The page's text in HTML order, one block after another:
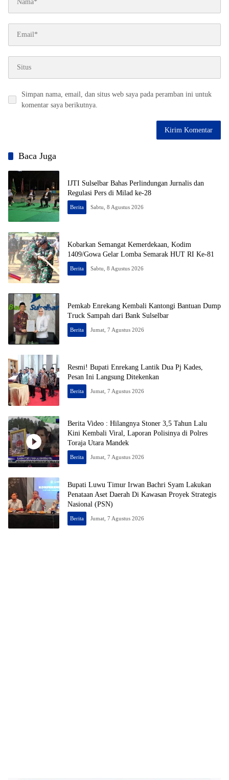
Simpan nama, email, dan situs web saya pada peramban ini untuk
komentar saya berikutnya.
Baca Juga
IJTI Sulselbar Bahas Perlindungan Jurnalis dan
Regulasi Pers di Milad ke-28
Berita Sabtu, 8 Agustus 2026
Kobarkan Semangat Kemerdekaan, Kodim
1409/Gowa Gelar Lomba Semarak HUT RI Ke-81
Berita Sabtu, 8 Agustus 2026
Pemkab Enrekang Kembali Kantongi Bantuan Dump
Truck Sampah dari Bank Sulselbar
Berita Jumat, 7 Agustus 2026
Resmi! Bupati Enrekang Lantik Dua Pj Kades,
Pesan Ini Langsung Ditekenkan
Berita Jumat, 7 Agustus 2026
Berita Video : Hilangnya Stoner 3,5 Tahun Lalu
Kini Kembali Viral, Laporan Polisinya di Polres
Toraja Utara Mandek
Berita Jumat, 7 Agustus 2026
Bupati Luwu Timur Irwan Bachri Syam Lakukan
Penataan Aset Daerah Di Kawasan Proyek Strategis
Nasional (PSN)
Berita Jumat, 7 Agustus 2026